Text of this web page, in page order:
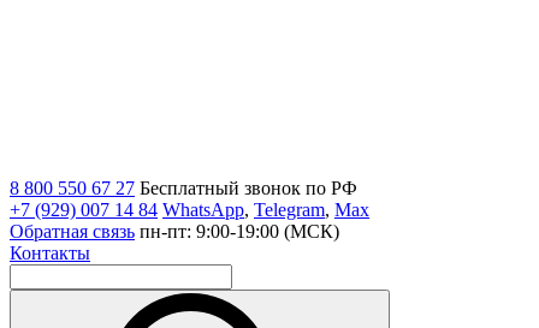
8 800 550 67 27 Бесплатный звонок по РФ
+7 (929) 007 14 84 WhatsApp, Telegram, Max
Обратная связь пн-пт: 9:00-19:00 (МСК)
Контакты